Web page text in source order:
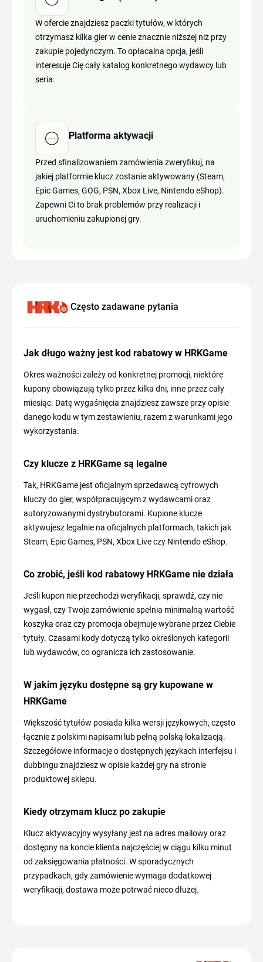
W ofercie znajdziesz paczki tytułów, w których
otrzymasz kilka gier w cenie znacznie niższej niż przy
zakupie pojedynczym. To opłacalna opcja, jeśli
interesuje Cię cały katalog konkretnego wydawcy lub
seria.
Platforma aktywacji
Przed sfinalizowaniem zamówienia zweryfikuj, na
jakiej platformie klucz zostanie aktywowany (Steam,
Epic Games, GOG, PSN, Xbox Live, Nintendo eShop).
Zapewni Ci to brak problemów przy realizacji i
uruchomieniu zakupionej gry.
Często zadawane pytania
Jak długo ważny jest kod rabatowy w HRKGame
Okres ważności zależy od konkretnej promocji, niektóre
kupony obowiązują tylko przez kilka dni, inne przez cały
miesiąc. Datę wygaśnięcia znajdziesz zawsze przy opisie
danego kodu w tym zestawieniu, razem z warunkami jego
wykorzystania.
Czy klucze z HRKGame są legalne
Tak, HRKGame jest oficjalnym sprzedawcą cyfrowych
kluczy do gier, współpracującym z wydawcami oraz
autoryzowanymi dystrybutorami. Kupione klucze
aktywujesz legalnie na oficjalnych platformach, takich jak
Steam, Epic Games, PSN, Xbox Live czy Nintendo eShop.
Co zrobić, jeśli kod rabatowy HRKGame nie działa
Jeśli kupon nie przechodzi weryfikacji, sprawdź, czy nie
wygasł, czy Twoje zamówienie spełnia minimalną wartość
koszyka oraz czy promocja obejmuje wybrane przez Ciebie
tytuły. Czasami kody dotyczą tylko określonych kategorii
lub wydawców, co ogranicza ich zastosowanie.
W jakim języku dostępne są gry kupowane w
HRKGame
Większość tytułów posiada kilka wersji językowych, często
łącznie z polskimi napisami lub pełną polską lokalizacją.
Szczegółowe informacje o dostępnych językach interfejsu i
dubbingu znajdziesz w opisie każdej gry na stronie
produktowej sklepu.
Kiedy otrzymam klucz po zakupie
Klucz aktywacyjny wysyłany jest na adres mailowy oraz
dostępny na koncie klienta najczęściej w ciągu kilku minut
od zaksięgowania płatności. W sporadycznych
przypadkach, gdy zamówienie wymaga dodatkowej
weryfikacji, dostawa może potrwać nieco dłużej.